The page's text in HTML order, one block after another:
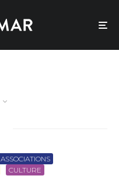
ASSOCIATIONS
CULTURE